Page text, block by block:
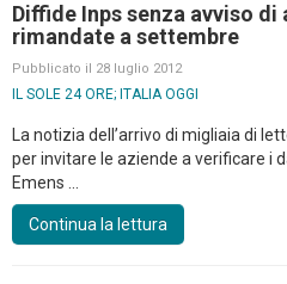
Diffide Inps senza avviso
rimandate a settembre
Pubblicato il 28 luglio 2012
IL SOLE 24 ORE; ITALIA OGGI
La notizia dell’arrivo di migliaia di
per invitare le aziende a verificare i
Emens ...
Continua la lettura